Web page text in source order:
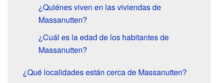
¿Quiénes viven en las viviendas de
Massanutten?
¿Cuál es la edad de los habitantes de
Massanutten?
¿Qué localidades están cerca de Massanutten?